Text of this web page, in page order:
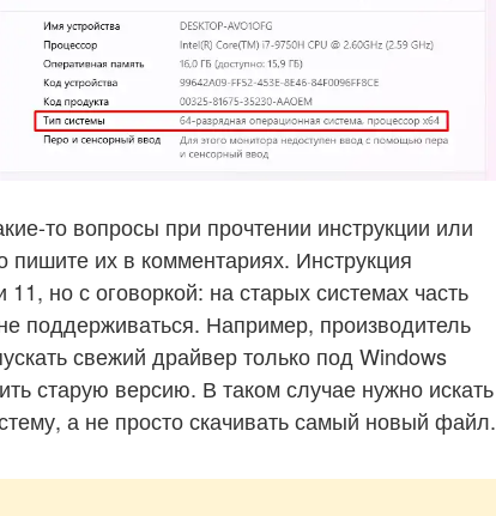
то вопросы при прочтении инструкции или
пишите их в комментариях. Инструкция
но с оговоркой: на старых системах часть
поддерживаться. Например, производитель
свежий драйвер только под Windows
старую версию. В таком случае нужно искать
а не просто скачивать самый новый файл.